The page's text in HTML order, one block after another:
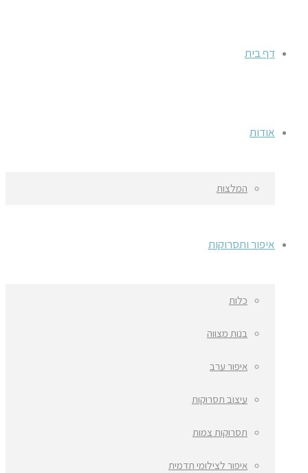
דף בית
אודות
המלצות
איפור ותסרוקות
כלות
בנות מצווה
איפור ערב
עיצוב תסרוקות
תסרוקות צמות
איפור לצילומי תדמית